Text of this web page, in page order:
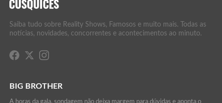
Saiba tudo sobre Reality Shows, Famosos e muito mais. Todas as
notícias, novidades, concorrentes e acontecimentos ao minuto.
BIG BROTHER
A horas da gala, sondagem não deixa margem para dúvidas e aponta o